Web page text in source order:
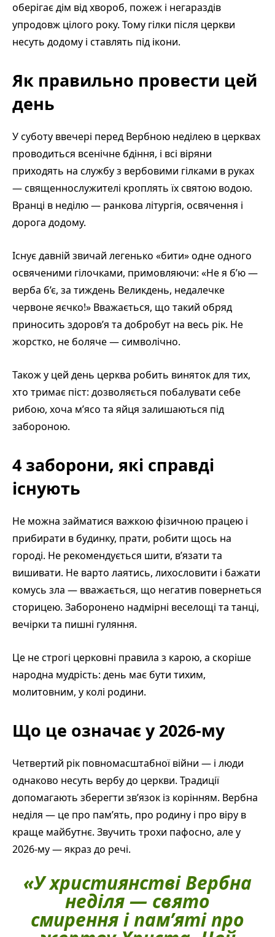
оберігає дім від хвороб, пожеж і негараздів
упродовж цілого року. Тому гілки після церкви
несуть додому і ставлять під ікони.
Як правильно провести цей
день
У суботу ввечері перед Вербною неділею в церквах
проводиться всенічне бдіння, і всі віряни
приходять на службу з вербовими гілками в руках
— священнослужителі кроплять їх святою водою.
Вранці в неділю — ранкова літургія, освячення і
дорога додому.
Існує давній звичай легенько «бити» одне одного
освяченими гілочками, примовляючи: «Не я б’ю —
верба б’є, за тиждень Великдень, недалечке
червоне яєчко!» Вважається, що такий обряд
приносить здоров’я та добробут на весь рік. Не
жорстко, не боляче — символічно.
Також у цей день церква робить виняток для тих,
хто тримає піст: дозволяється побалувати себе
рибою, хоча м’ясо та яйця залишаються під
забороною.
4 заборони, які справді
існують
Не можна займатися важкою фізичною працею і
прибирати в будинку, прати, робити щось на
городі. Не рекомендується шити, в’язати та
вишивати. Не варто лаятись, лихословити і бажати
комусь зла — вважається, що негатив повернеться
сторицею. Заборонено надмірні веселощі та танці,
вечірки та пишні гуляння.
Це не строгі церковні правила з карою, а скоріше
народна мудрість: день має бути тихим,
молитовним, у колі родини.
Що це означає у 2026-му
Четвертий рік повномасштабної війни — і люди
однаково несуть вербу до церкви. Традиції
допомагають зберегти зв’язок із корінням. Вербна
неділя — це про пам’ять, про родину і про віру в
краще майбутнє. Звучить трохи пафосно, але у
2026-му — якраз до речі.
«У християнстві Вербна
неділя — свято
смирення і пам’яті про